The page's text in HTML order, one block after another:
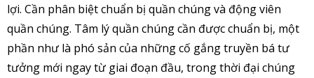
lợi. Cần phân biệt chuẩn bị quần chúng và động viên
quần chúng. Tâm lý quần chúng cần được chuẩn bị, một
phần như là phó sản của những cố gắng truyền bá tư
tưởng mới ngay từ giai đoạn đầu, trong thời đại chúng